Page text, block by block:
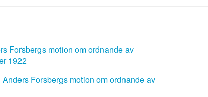
Forsbergs motion om ordnande av
1922
Forsbergs motion om ordnande av